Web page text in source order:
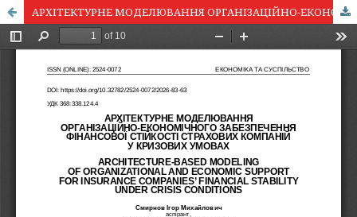
АРХІТЕКТУРНЕ МОДЕЛЮВАННЯ ОРГАНІЗАЦІЙНО-ЕКОНОМІЧНОГО ЗАБЕЗПЕЧЕННЯ ФІНАНСОВОЇ СТІЙКОСТІ СТРАХОВИХ КОМПАНІЙ У КРИЗОВИХ УМОВАХ